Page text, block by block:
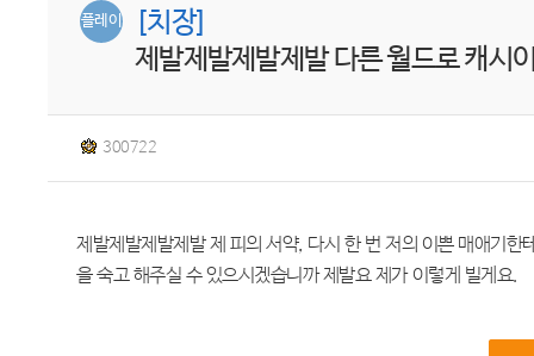
플레이
[치장]
제발제발제발제발 다른 월드로 캐시
300722
제발제발제발제발 제 피의 서약, 다시 한 번 저의 이쁜 매애기
을 숙고 해주실 수 있으시겠습니까 제발요 제가 이렇게 빌게요.